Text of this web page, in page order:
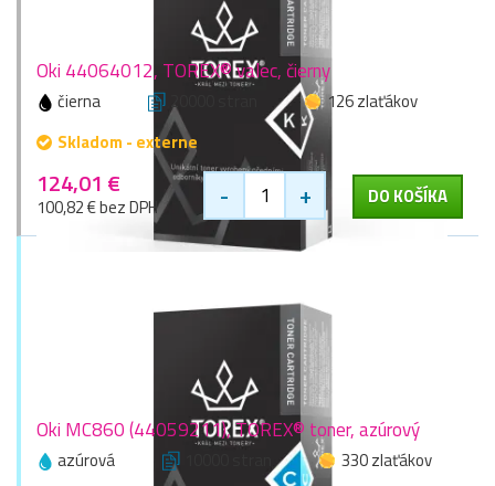
Oki 44064012, TOREX® valec, čierny
čierna 20000 stran
126 zlaťákov
Skladom - externe
124,01 €
100,82 € bez DPH - + DO KOŠÍKA
Oki MC860 (44059211), TOREX® toner, azúrový
azúrová
330 zlaťákov